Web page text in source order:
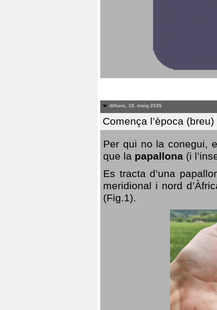
dilluns, 18. maig 2026
Comença l’època
Per qui no la conegui,
que la papallona (i
Es tracta d’una
meridional i nord
(Fig.1).